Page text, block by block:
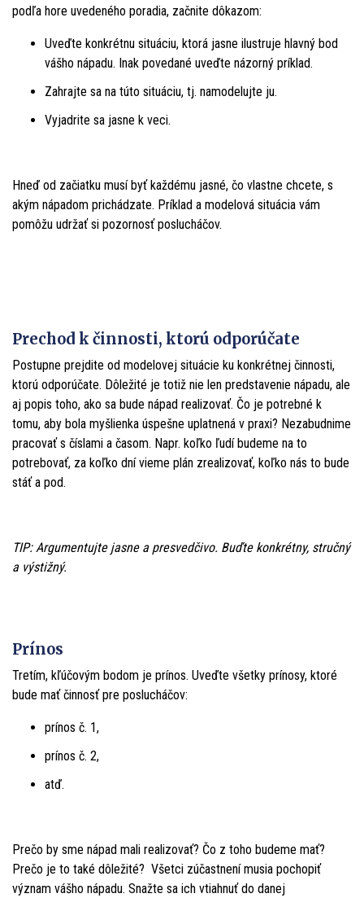
podľa hore uvedeného poradia, začnite dôkazom:
Uveďte konkrétnu situáciu, ktorá jasne ilustruje hlavný bod
vášho nápadu. Inak povedané uveďte názorný príklad.
Zahrajte sa na túto situáciu, tj. namodelujte ju.
Vyjadrite sa jasne k veci.
Hneď od začiatku musí byť každému jasné, čo vlastne chcete, s
akým nápadom prichádzate. Príklad a modelová situácia vám
pomôžu udržať si pozornosť poslucháčov.
Prechod k činnosti, ktorú odporúčate
Postupne prejdite od modelovej situácie ku konkrétnej činnosti,
ktorú odporúčate. Dôležité je totiž nie len predstavenie nápadu, ale
aj popis toho, ako sa bude nápad realizovať. Čo je potrebné k
tomu, aby bola myšlienka úspešne uplatnená v praxi? Nezabudnime
pracovať s číslami a časom. Napr. koľko ľudí budeme na to
potrebovať, za koľko dní vieme plán zrealizovať, koľko nás to bude
stáť a pod.
TIP: Argumentujte jasne a presvedčivo. Buďte konkrétny, stručný
a výstižný.
Prínos
Tretím, kľúčovým bodom je prínos. Uveďte všetky prínosy, ktoré
bude mať činnosť pre poslucháčov:
prínos č. 1,
prínos č. 2,
atď.
Prečo by sme nápad mali realizovať? Čo z toho budeme mať?
Prečo je to také dôležité? Všetci zúčastnení musia pochopiť
význam vášho nápadu. Snažte sa ich vtiahnuť do danej